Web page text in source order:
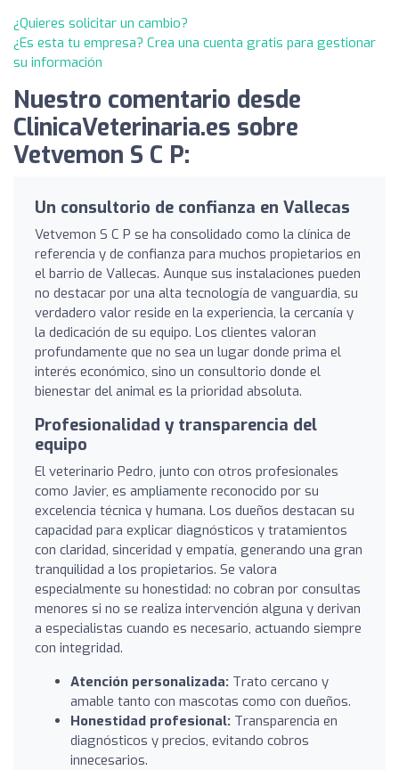
¿Quieres solicitar un cambio?
¿Es esta tu empresa? Crea una cuenta gratis para gestionar
su información
Nuestro comentario desde
ClinicaVeterinaria.es sobre
Vetvemon S C P:
Un consultorio de confianza en Vallecas
Vetvemon S C P se ha consolidado como la clínica de
referencia y de confianza para muchos propietarios en
el barrio de Vallecas. Aunque sus instalaciones pueden
no destacar por una alta tecnología de vanguardia, su
verdadero valor reside en la experiencia, la cercanía y
la dedicación de su equipo. Los clientes valoran
profundamente que no sea un lugar donde prima el
interés económico, sino un consultorio donde el
bienestar del animal es la prioridad absoluta.
Profesionalidad y transparencia del
equipo
El veterinario Pedro, junto con otros profesionales
como Javier, es ampliamente reconocido por su
excelencia técnica y humana. Los dueños destacan su
capacidad para explicar diagnósticos y tratamientos
con claridad, sinceridad y empatía, generando una gran
tranquilidad a los propietarios. Se valora
especialmente su honestidad: no cobran por consultas
menores si no se realiza intervención alguna y derivan
a especialistas cuando es necesario, actuando siempre
con integridad.
Atención personalizada: Trato cercano y
amable tanto con mascotas como con dueños.
Honestidad profesional: Transparencia en
diagnósticos y precios, evitando cobros
innecesarios.